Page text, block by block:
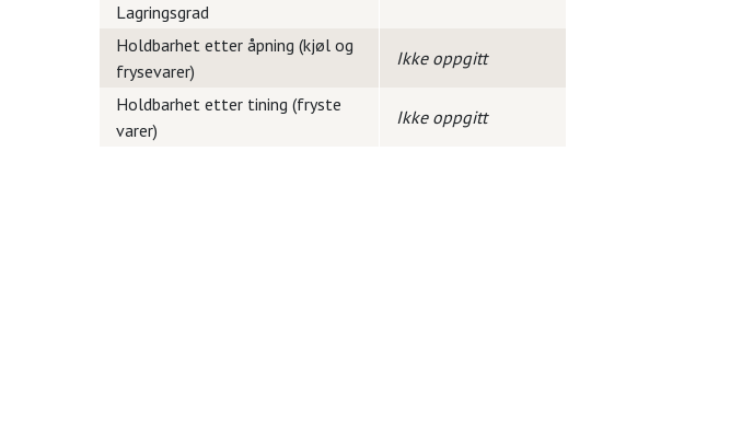
Lagringsgrad
Holdbarhet etter åpning (kjøl og
frysevarer)
Ikke oppgitt
Holdbarhet etter tining (fryste
varer)
Ikke oppgitt